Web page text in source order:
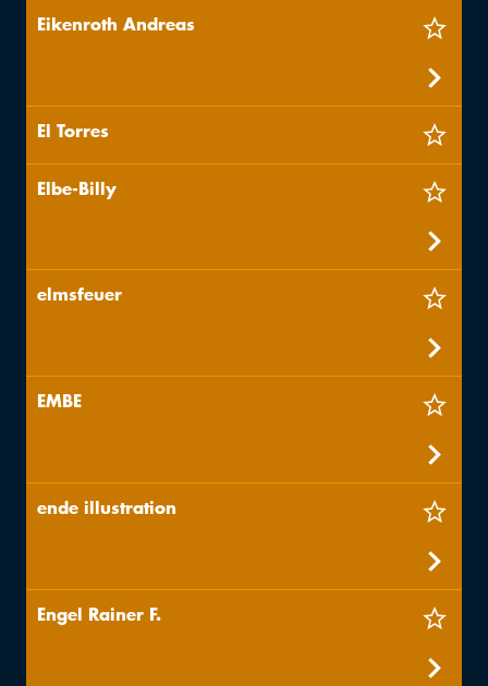
Eikenroth Andreas
El Torres
Elbe-Billy
elmsfeuer
EMBE
ende illustration
Engel Rainer F.